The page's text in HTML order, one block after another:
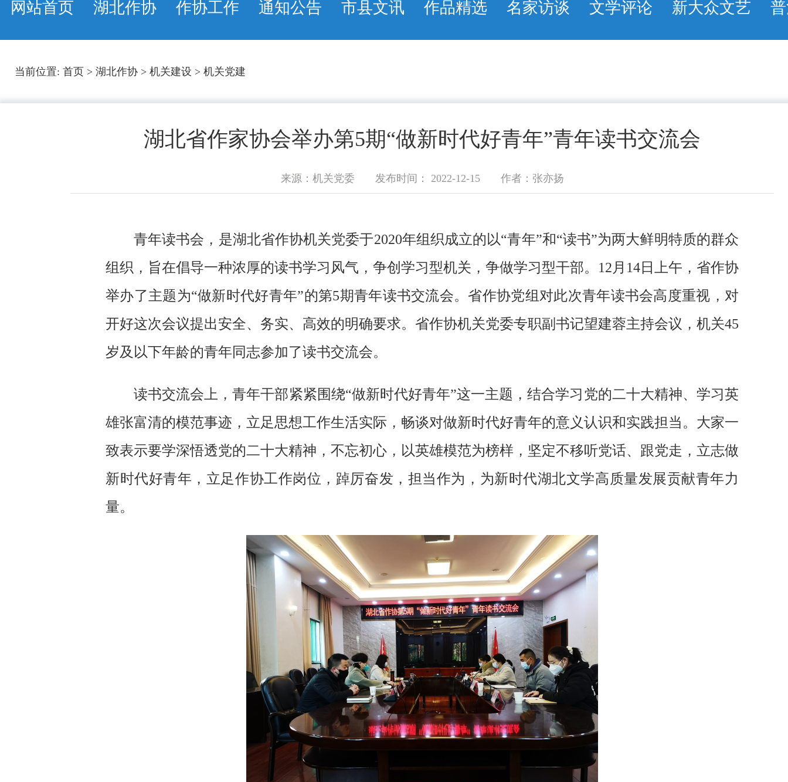
网站首页 湖北作协 作协工作 通知公告 市县文讯 作品精选 名家访谈 文学评论 新大众文艺
当前位置: 首页 > 湖北作协 > 机关建设 > 机关党建
湖北省作家协会举办第5期“做新时代好青年”青年读书交流会
来源：机关党委 发布时间： 2022-12-15 作者：张亦扬
青年读书会，是湖北省作协机关党委于2020年组织成立的以“青年”和“读书”为两大鲜明特质的群众
组织，旨在倡导一种浓厚的读书学习风气，争创学习型机关，争做学习型干部。12月14日上午，省作协
举办了主题为“做新时代好青年”的第5期青年读书交流会。省作协党组对此次青年读书会高度重视，对
开好这次会议提出安全、务实、高效的明确要求。省作协机关党委专职副书记望建蓉主持会议，机关45
岁及以下年龄的青年同志参加了读书交流会。
读书交流会上，青年干部紧紧围绕“做新时代好青年”这一主题，结合学习党的二十大精神、学习英
雄张富清的模范事迹，立足思想工作生活实际，畅谈对做新时代好青年的意义认识和实践担当。大家一
致表示要学深悟透党的二十大精神，不忘初心，以英雄模范为榜样，坚定不移听党话、跟党走，立志做
新时代好青年，立足作协工作岗位，踔厉奋发，担当作为，为新时代湖北文学高质量发展贡献青年力
量。